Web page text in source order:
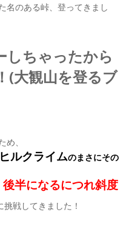
名のある峠、登ってきまし
しちゃったから
(大観山を登るブ
、
ルクライムのまさにその
後半になるにつれ斜度
挑戦してきました！